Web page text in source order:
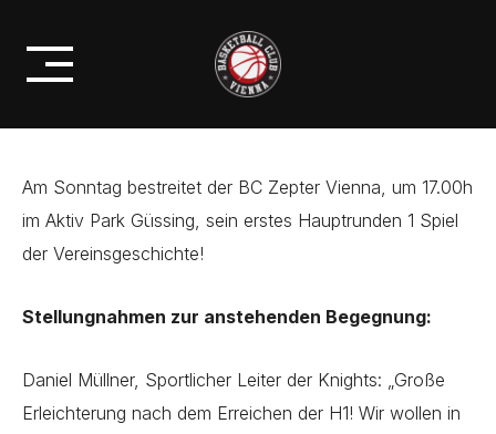
content
BC ZEPTER VIENNA @GÜSSING
KNIGHTS
Am Sonntag bestreitet der BC Zepter Vienna, um 17.00h
im Aktiv Park Güssing, sein erstes Hauptrunden 1 Spiel
der Vereinsgeschichte!
Stellungnahmen zur anstehenden Begegnung:
Daniel Müllner, Sportlicher Leiter der Knights: „Große
Erleichterung nach dem Erreichen der H1! Wir wollen in